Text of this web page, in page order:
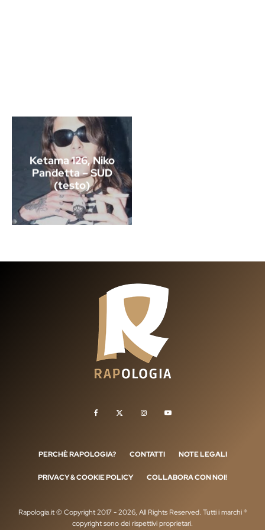
Ketama 126, Niko
Pandetta – SUD
(testo)
PERCHÈ RAPOLOGIA? CONTATTI NOTE LEGALI
PRIVACY & COOKIE POLICY COLLABORA CON NOI!
Rapologia.it © Copyright 2017 - 2026, All Rights Reserved. Tutti i marchi ®
copyright sono dei rispettivi proprietari.